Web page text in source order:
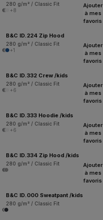
280 g/m² / Classic Fit
+8
Ajouter
à mes
favoris
B&C ID.224 Zip Hood
280 g/m² / Classic Fit
+1
Ajouter
à mes
favoris
B&C ID.332 Crew /kids
280 g/m² / Classic Fit
+6
Ajouter
à mes
favoris
B&C ID.333 Hoodie /kids
280 g/m² / Classic Fit
+6
Ajouter
à mes
favoris
B&C ID.334 Zip Hood /kids
280 g/m² / Classic Fit
Ajouter
à mes
favoris
B&C ID.000 Sweatpant /kids
280 g/m² / Classic Fit